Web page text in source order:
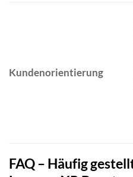
Kundenorientierung
FAQ – Häufig